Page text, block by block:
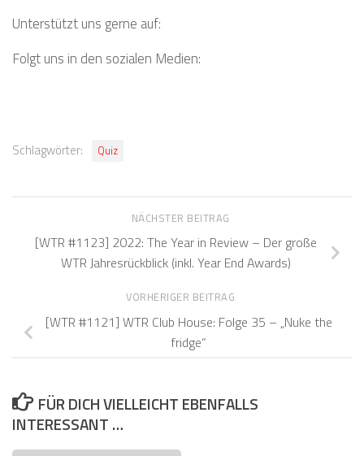
Unterstützt uns gerne auf:
Folgt uns in den sozialen Medien:
Schlagwörter: Quiz
NÄCHSTER BEITRAG
[WTR #1123] 2022: The Year in Review – Der große
WTR Jahresrückblick (inkl. Year End Awards)
VORHERIGER BEITRAG
[WTR #1121] WTR Club House: Folge 35 – „Nuke the
fridge“
FÜR DICH VIELLEICHT EBENFALLS
INTERESSANT …